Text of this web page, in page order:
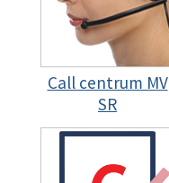
Call centrum MV
SR